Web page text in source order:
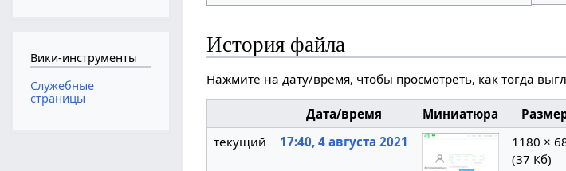
История файла
Нажмите на дату/время, чтобы просмотреть, как тогда
Дата/время Миниатюра
текущий
17:40, 4 августа 2021
1180 ×
(37 Кб)
Вики-инструменты
Служебные
страницы